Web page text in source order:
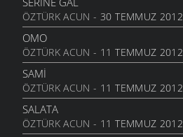
ÖZTÜRK ACUN - 30 TEMMUZ 2012
OMO
ÖZTÜRK ACUN - 11 TEMMUZ 2012
SAMI
ÖZTÜRK ACUN - 11 TEMMUZ 2012
SALATA
ÖZTÜRK ACUN - 11 TEMMUZ 2012